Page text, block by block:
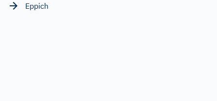
Eppich